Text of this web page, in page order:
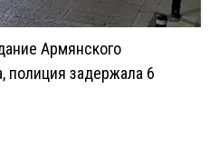
Армянского
полиция задержала 6